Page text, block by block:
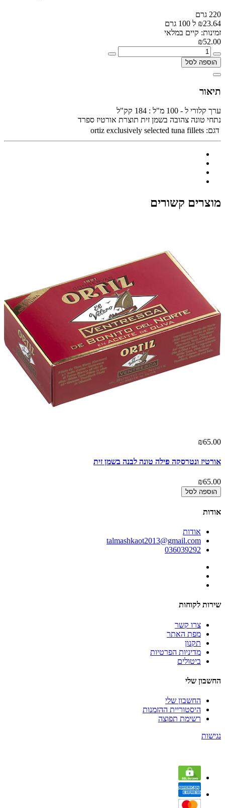
220 גרם
₪23.64 ל 100 גרם
זמינות: קיים במלאי
₪52.00
הוספה לסל
תיאור
ערך קלורי ל - 100 מ"ל : 184 קק"ל
נתחי טונה צהובה בשמן זית תוצרת אורטיז ספרד
דגם: ortiz exclusively selected tuna fillets
מוצרים קשורים
₪65.00
אורטיז ונטרסקה פילה טונה לבנה בשמן זית
₪65.00
הוספה לסל
אודות
אודות
talmashkaot2013@gmail.com
036039292
שירות לקוחות
צרו קשר
מפת האתר
תקנון
מדיניות הפרטיות
ביטולים
החשבון שלי
החשבון שלי
היסטוריית ההזמנות
רשימת תפוצה
נגישות